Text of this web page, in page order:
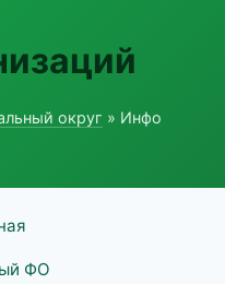
округ » Инфо
ФО